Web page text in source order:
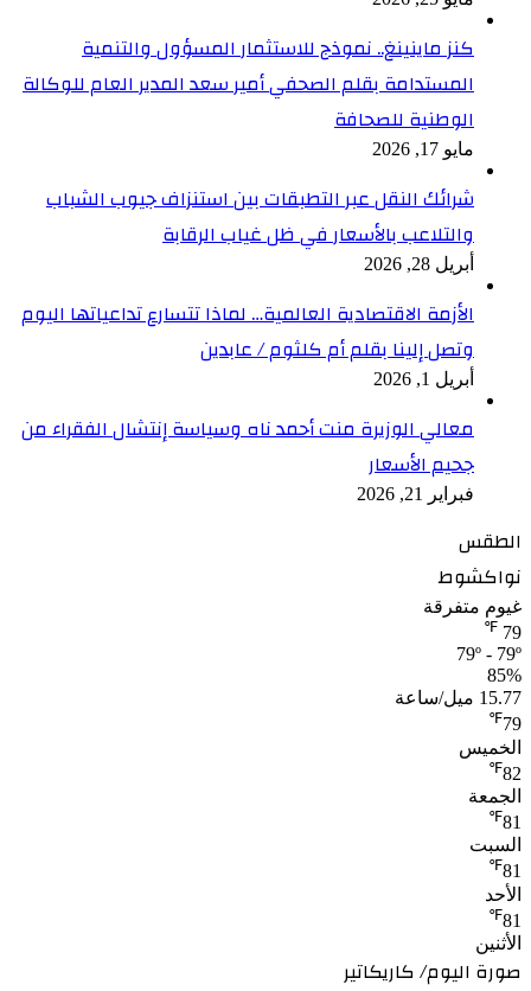
كنز ماينينغ.. نموذج للاستثمار المسؤول والتنمية
المستدامة بقلم الصحفي أمير سعد المدير العام للوكالة
الوطنية للصحافة
مايو 17, 2026
شرائك النقل عبر التطبقات بين استنزاف جيوب الشباب
والتلاعب بالأسعار في ظل غياب الرقابة
أبريل 28, 2026
الأزمة الاقتصادية العالمية… لماذا تتسارع تداعياتها اليوم
وتصل إلينا بقلم أم كلثوم / عابدين
أبريل 1, 2026
معالي الوزيرة منت أحمد ناه وسياسة إنتشال الفقراء من
جحيم الأسعار
فبراير 21, 2026
الطقس
نواكشوط
غيوم متفرقة
79
℉
79º - 79º
85%
15.77 ميل/ساعة
79
℉
الخميس
82
℉
الجمعة
81
℉
السبت
81
℉
الأحد
81
℉
الأثنين
صورة اليوم/ كاريكاتير